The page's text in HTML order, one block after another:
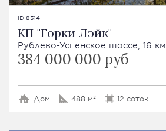
ID 8314
КП "Горки Лэйк"
Рублево-Успенское шоссе, 16 км
384 000 000 руб
Дом 488 м² 12 соток